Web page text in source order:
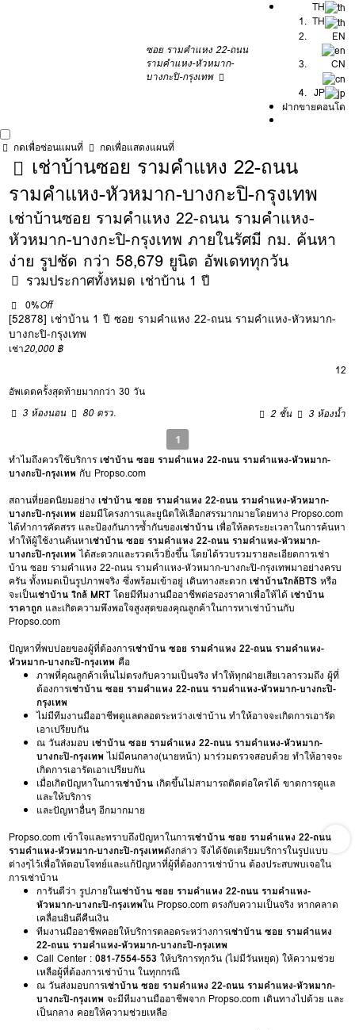
ซอย รามคำแหง 22-ถนน
รามคำแหง-หัวหมาก-
บางกะปิ-กรุงเทพ
TH
TH
EN
CN
JP
ฝากขายคอนโด
กดเพื่อซ่อนแผนที่ กดเพื่อแสดงแผนที่
เช่าบ้านซอย รามคำแหง 22-ถนน
รามคำแหง-หัวหมาก-บางกะปิ-กรุงเทพ
เช่าบ้านซอย รามคำแหง 22-ถนน รามคำแหง-
หัวหมาก-บางกะปิ-กรุงเทพ ภายในรัศมี กม. ค้นหา
ง่าย รูปชัด กว่า 58,679 ยูนิต อัพเดททุกวัน
รวมประกาศทั้งหมด เช่าบ้าน 1 ปี
0%Off
[52878] เช่าบ้าน 1 ปี ซอย รามคำแหง 22-ถนน รามคำแหง-หัวหมาก-
บางกะปิ-กรุงเทพ
เช่า20,000 ฿
12
อัพเดตครั้งสุดท้ายมากกว่า 30 วัน
3 ห้องนอน
80 ตรว. 2 ชั้น 3 ห้องน้ำ
1
ทำไมถึงควรใช้บริการเช่าบ้าน ซอย รามคำแหง 22-ถนน รามคำแหง-หัวหมาก-
บางกะปิ-กรุงเทพ กับ Propso.com
สถานที่ยอดนิยมอย่างเช่าบ้าน ซอย รามคำแหง 22-ถนน รามคำแหง-หัวหมาก-
บางกะปิ-กรุงเทพ ย่อมมีโครงการและยูนิตให้เลือกสรรมากมายโดยทาง Propso.com
ได้ทำการคัดสรร และป้องกันการซ้ำกันของเช่าบ้าน เพื่อให้ลดระยะเวลาในการค้นหา
ทำให้ผู้ใช้งานค้นหาเช่าบ้าน ซอย รามคำแหง 22-ถนน รามคำแหง-หัวหมาก-
บางกะปิ-กรุงเทพ ได้สะดวกและรวดเร็วยิ่งขึ้น โดยได้รวบรวมรายละเอียดการเช่า
บ้าน ซอย รามคำแหง 22-ถนน รามคำแหง-หัวหมาก-บางกะปิ-กรุงเทพมาอย่างครบ
ครัน ทั้งหมดเป็นรูปภาพจริง ซึ่งพร้อมเข้าอยู่ เดินทางสะดวกเช่าบ้านใกล้BTS หรือ
จะเป็นเช่าบ้าน ใกล้ MRT โดยมีทีมงานมืออาชีพต่อรองราคาเพื่อให้ได้เช่าบ้าน
ราคาถูก และเกิดความพึงพอใจสูงสุดของคุณลูกค้าในการหาเช่าบ้านกับ
Propso.com
ปัญหาที่พบบ่อยของผู้ที่ต้องการเช่าบ้าน ซอย รามคำแหง 22-ถนน รามคำแหง-
หัวหมาก-บางกะปิ-กรุงเทพ คือ
ภาพที่คุณลูกค้าเห็นไม่ตรงกับความเป็นจริง ทำให้ทุกฝ่ายเสียเวลารวมถึง ผู้ที่
ต้องการเช่าบ้าน ซอย รามคำแหง 22-ถนน รามคำแหง-หัวหมาก-บางกะปิ-
กรุงเทพ
ไม่มีทีมงานมืออาชีพดูแลตลอดระหว่างเช่าบ้าน ทำให้อาจจะเกิดการเอารัด
เอาเปรียบกัน
ณ วันส่งมอบเช่าบ้าน ซอย รามคำแหง 22-ถนน รามคำแหง-หัวหมาก-
บางกะปิ-กรุงเทพ ไม่มีคนกลาง(นายหน้า) มาร่วมตรวจสอบด้วย ทำให้อาจจะ
เกิดการเอารัดเอาเปรียบกัน
เมื่อเกิดปัญหาในการเช่าบ้าน เกิดขึ้นไม่สามารถติดต่อใครได้ ขาดการดูแล
และให้บริการ
และปัญหาอื่นๆ อีกมากมาย
Propso.com เข้าใจและทราบถึงปัญหาในการเช่าบ้าน ซอย รามคำแหง 22-ถนน
รามคำแหง-หัวหมาก-บางกะปิ-กรุงเทพดังกล่าว จึงได้จัดเตรียมบริการในรูปแบบ
ต่างๆไว้เพื่อให้ตอบโจทย์และแก้ปัญหาที่ผู้ที่ต้องการเช่าบ้าน ต้องประสบพบเจอใน
การเช่าบ้าน
การันตีว่า รูปภายในเช่าบ้าน ซอย รามคำแหง 22-ถนน รามคำแหง-
หัวหมาก-บางกะปิ-กรุงเทพใน Propso.com ตรงกับความเป็นจริง หากคลาด
เคลื่อนยินดีคืนเงิน
ทีมงานมืออาชีพคอยให้บริการตลอดระหว่างการเช่าบ้าน ซอย รามคำแหง
22-ถนน รามคำแหง-หัวหมาก-บางกะปิ-กรุงเทพ
Call Center :081-7554-553 ให้บริการทุกวัน (ไม่มีวันหยุด) ให้ความช่วย
เหลือผู้ที่ต้องการเช่าบ้าน ในทุกกรณี
ณ วันส่งมอบการเช่าบ้าน ซอย รามคำแหง 22-ถนน รามคำแหง-หัวหมาก-
บางกะปิ-กรุงเทพ จะมีทีมงานมืออาชีพจาก Propso.com เดินทางไปด้วย และ
เป็นกลาง คอยให้ความช่วยเหลือ